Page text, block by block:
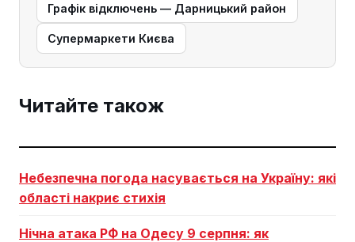
Графік відключень — Дарницький район
Супермаркети Києва
Читайте також
Небезпечна погода насувається на Україну: які
області накриє стихія
Нічна атака РФ на Одесу 9 серпня: як